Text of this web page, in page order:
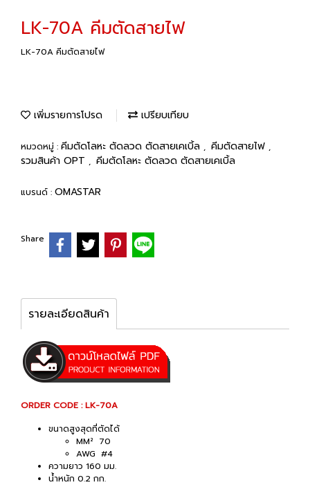
LK-70A คีมตัดสายไฟ
LK-70A คีมตัดสายไฟ
เพิ่มรายการโปรด เปรียบเทียบ
หมวดหมู่ : คีมตัดโลหะ ตัดลวด ตัดสายเคเบิ้ล , คีมตัดสายไฟ ,
รวมสินค้า OPT , คีมตัดโลหะ ตัดลวด ตัดสายเคเบิ้ล
แบรนด์ : OMASTAR
Share
รายละเอียดสินค้า
ORDER CODE : LK-70A
ขนาดสูงสุดที่ตัดได้
MM² 70
AWG #4
ความยาว 160 มม.
น้ำหนัก 0.2 กก.